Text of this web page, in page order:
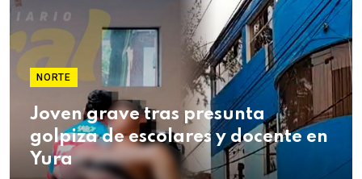
NORTE
Joven grave tras presunta
golpiza de escolares y docente en
Yura